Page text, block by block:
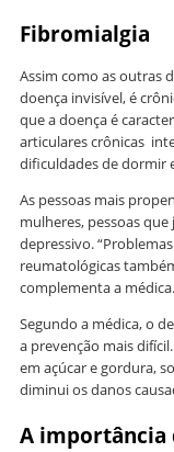
Fibromialgia
Assim como as outras
doença invisível, é
que a doença é
articulares crônicas
dificuldades de dormir
As pessoas mais
mulheres, pessoas
depressivo.
reumatológicas
complementa a médica.
Segundo a médica, o
a prevenção mais
em açúcar e gordura,
diminui os danos
A importância